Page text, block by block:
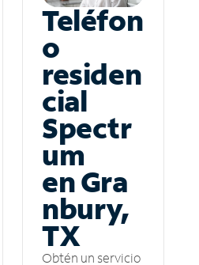
Teléfon
o
residen
cial
Spectr
um
en Gra
nbury,
TX
Obtén un servicio